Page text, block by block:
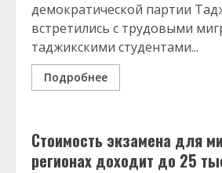
демократической партии
встретились с трудовыми
таджикскими студентами...
Подробнее
Стоимость экзамена для
регионах доходит до 25